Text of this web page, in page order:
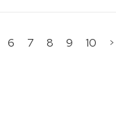
6 7 8 9 10 >